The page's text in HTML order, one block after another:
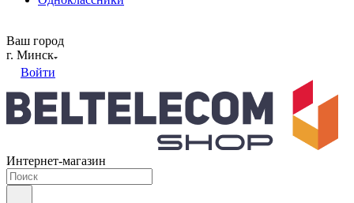
Ваш город
г. Минск
Войти
Интернет-магазин